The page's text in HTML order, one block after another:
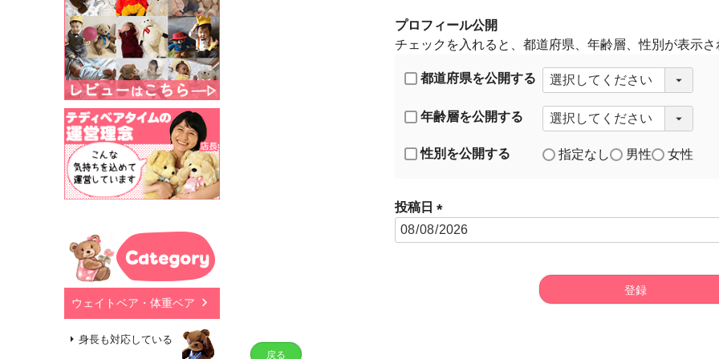
ウェイトベア・体重ベア
身長も対応している
プロフィール公開
チェックを入れると、都道府県、年齢層、性別が表示さ
都道府県を公開する
年齢層を公開する
性別を公開する 指定なし 男性 女性
投稿日
(
登録
戻る